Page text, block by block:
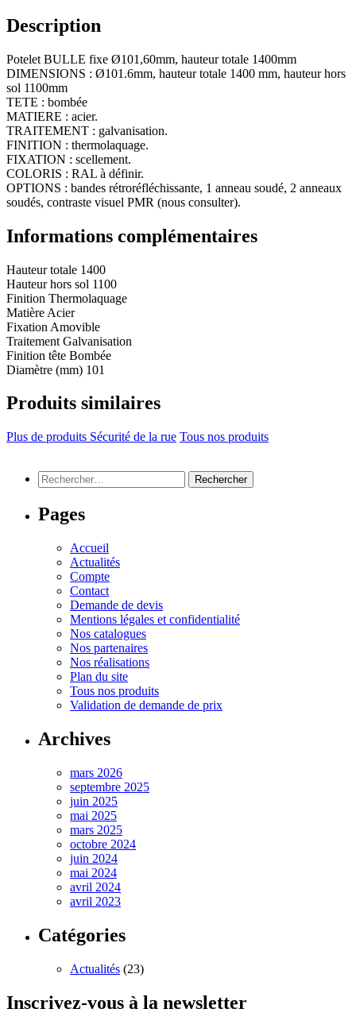
totale
1400mm
Description
Potelet BULLE fixe Ø101,60mm, hauteur totale 1400mm
DIMENSIONS : Ø101.6mm, hauteur totale 1400 mm, hauteur hors
sol 1100mm
TETE : bombée
MATIERE : acier.
TRAITEMENT : galvanisation.
FINITION : thermolaquage.
FIXATION : scellement.
COLORIS : RAL à définir.
OPTIONS : bandes rétroréfléchissante, 1 anneau soudé, 2 anneaux
soudés, contraste visuel PMR (nous consulter).
Informations complémentaires
Hauteur totale 1400
Hauteur hors sol 1100
Finition Thermolaquage
Matière Acier
Fixation Amovible
Traitement Galvanisation
Finition tête Bombée
Diamètre (mm) 101
Produits similaires
Plus de produits Sécurité de la rue Tous nos produits
Rechercher :
Pages
Accueil
Actualités
Compte
Contact
Demande de devis
Mentions légales et confidentialité
Nos catalogues
Nos partenaires
Nos réalisations
Plan du site
Tous nos produits
Validation de demande de prix
Archives
mars 2026
septembre 2025
juin 2025
mai 2025
mars 2025
octobre 2024
juin 2024
mai 2024
avril 2024
avril 2023
Catégories
Actualités (23)
Inscrivez-vous à la newsletter